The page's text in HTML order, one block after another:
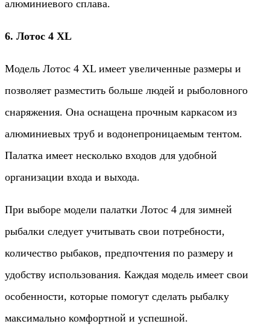
алюминиевого сплава.
6. Лотос 4 XL
Модель Лотос 4 XL имеет увеличенные размеры и
позволяет разместить больше людей и рыболовного
снаряжения. Она оснащена прочным каркасом из
алюминиевых труб и водонепроницаемым тентом.
Палатка имеет несколько входов для удобной
организации входа и выхода.
При выборе модели палатки Лотос 4 для зимней
рыбалки следует учитывать свои потребности,
количество рыбаков, предпочтения по размеру и
удобству использования. Каждая модель имеет свои
особенности, которые помогут сделать рыбалку
максимально комфортной и успешной.